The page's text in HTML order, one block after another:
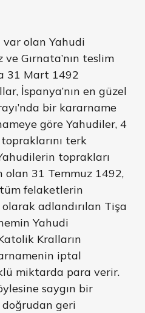
olan Yahudi
Gırnata’nın teslim
31 Mart 1492
İspanya’nın en güzel
bir kararname
göre Yahudiler, 4
terk
toprakları
31 Temmuz 1492,
felaketlerin
olarak adlandırılan Tişa
Yahudi
Kralların
iptal
miktarda para verir.
saygın bir
geri